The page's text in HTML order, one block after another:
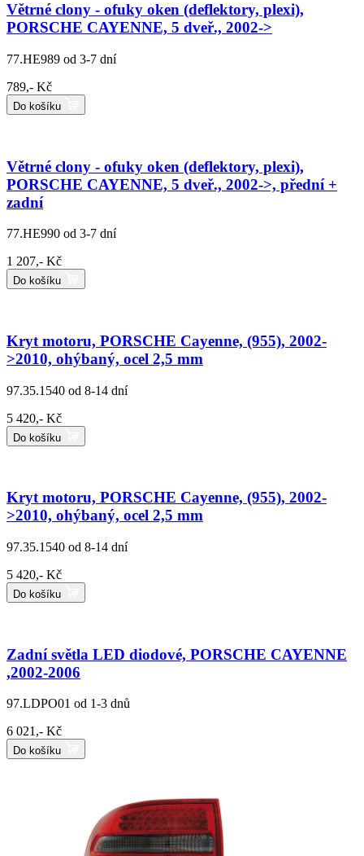
Větrné clony - ofuky oken (deflektory, plexi),
PORSCHE CAYENNE, 5 dveř., 2002->
77.HE989 od 3-7 dní
789,- Kč
Do košíku
Větrné clony - ofuky oken (deflektory, plexi),
PORSCHE CAYENNE, 5 dveř., 2002->, přední +
zadní
77.HE990 od 3-7 dní
1 207,- Kč
Do košíku
Kryt motoru, PORSCHE Cayenne, (955), 2002-
>2010, ohýbaný, ocel 2,5 mm
97.35.1540 od 8-14 dní
5 420,- Kč
Do košíku
Kryt motoru, PORSCHE Cayenne, (955), 2002-
>2010, ohýbaný, ocel 2,5 mm
97.35.1540 od 8-14 dní
5 420,- Kč
Do košíku
Zadní světla LED diodové, PORSCHE CAYENNE
,2002-2006
97.LDPO01 od 1-3 dnů
6 021,- Kč
Do košíku